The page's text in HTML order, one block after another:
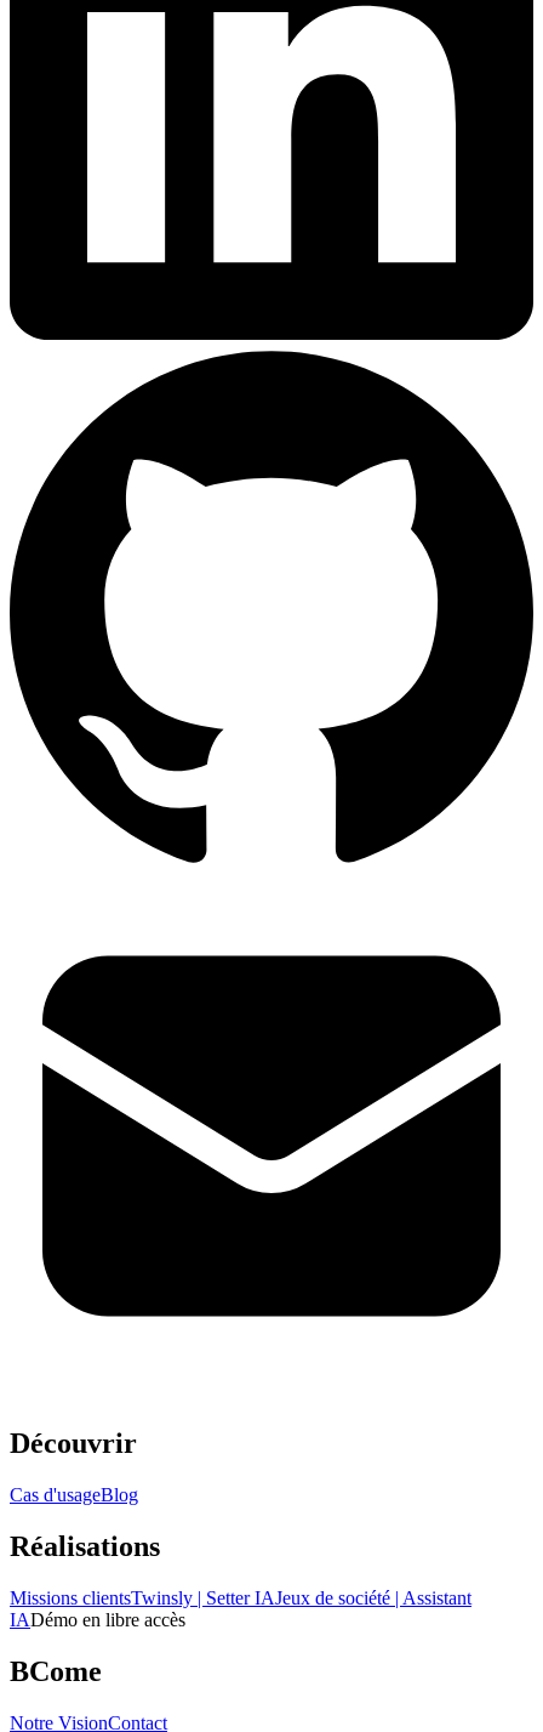
Découvrir
Cas d'usageBlog
Réalisations
Missions clientsTwinsly | Setter IAJeux de société | Assistant
IADémo en libre accès
BCome
Notre VisionContact